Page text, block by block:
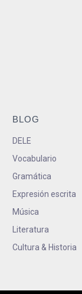
BLOG
DELE
Vocabulario
Gramática
Expresión escrita
Música
Literatura
Cultura & Historia